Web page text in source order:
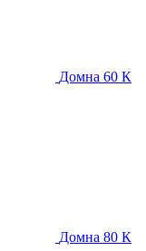
Домна 60 К
Домна 80 К